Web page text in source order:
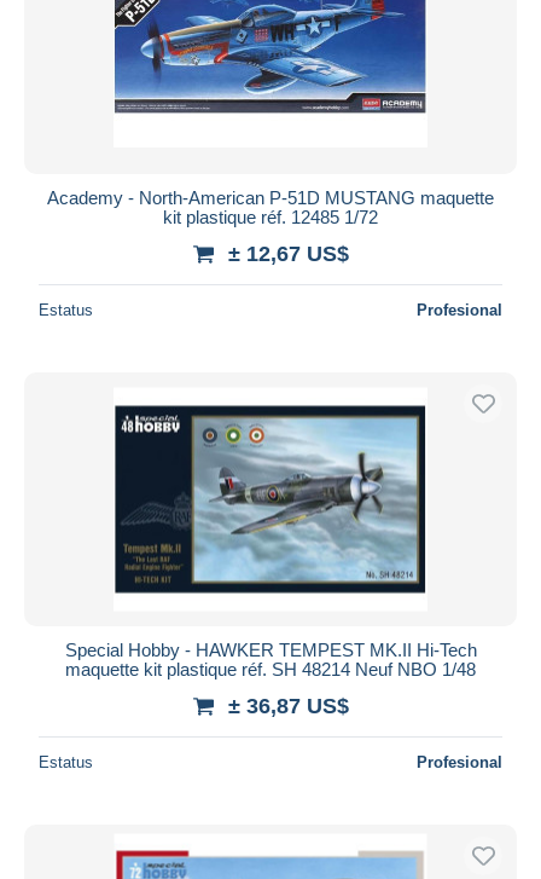
Academy - North-American P-51D MUSTANG maquette
kit plastique réf. 12485 1/72
± 12,67 US$
Estatus Profesional
Special Hobby - HAWKER TEMPEST MK.II Hi-Tech
maquette kit plastique réf. SH 48214 Neuf NBO 1/48
± 36,87 US$
Estatus Profesional